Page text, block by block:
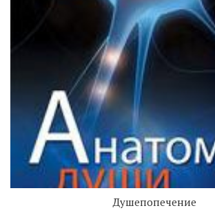
Душепопечение